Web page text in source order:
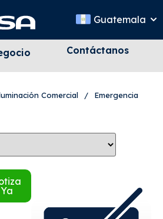
Guatemala
Contáctanos
Comercial / Emergencia
Ya